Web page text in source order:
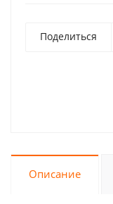
Поделиться
Описание